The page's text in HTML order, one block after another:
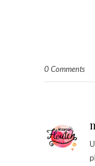
0 Comments